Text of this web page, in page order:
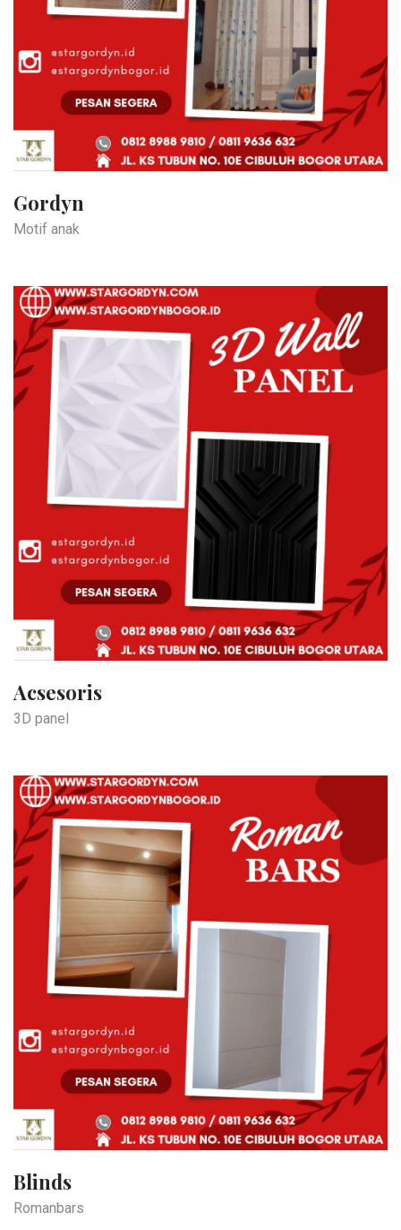
Gordyn
Motif anak
Acsesoris
3D panel
Blinds
Romanbars